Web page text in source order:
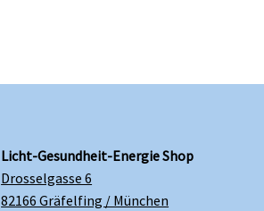
Licht-Gesundheit-Energie Shop
Drosselgasse 6
82166 Gräfelfing / München